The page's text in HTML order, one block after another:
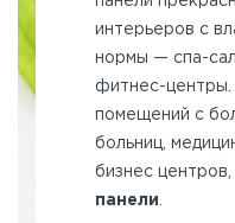
интерьеров с
нормы — спа-
фитнес-
помещений с
больниц,
бизнес
панели